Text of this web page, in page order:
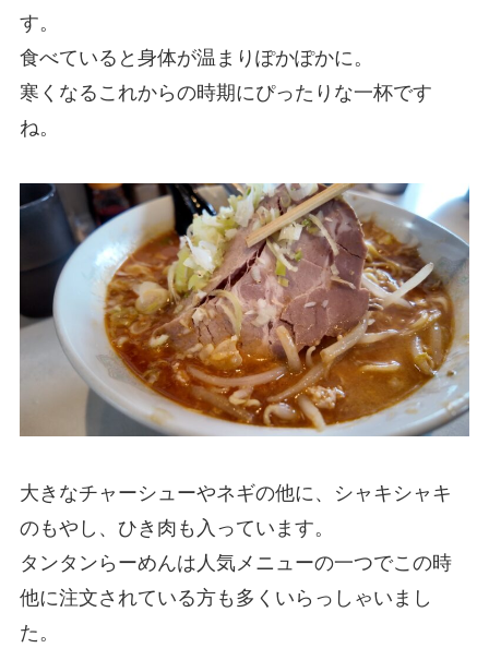
す。
食べていると身体が温まりぽかぽかに。
寒くなるこれからの時期にぴったりな一杯です
ね。
大きなチャーシューやネギの他に、シャキシャキ
のもやし、ひき肉も入っています。
タンタンらーめんは人気メニューの一つでこの時
他に注文されている方も多くいらっしゃいまし
た。